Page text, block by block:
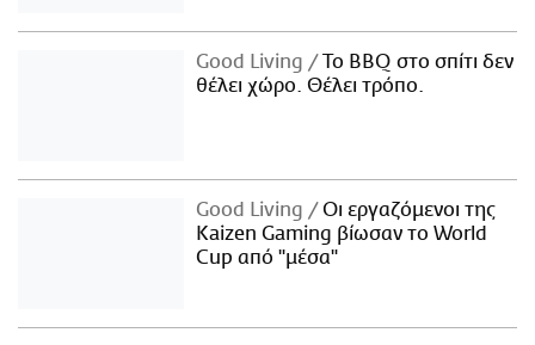
Good Living
Το BBQ στο σπίτι δεν
θέλει χώρο. Θέλει τρόπο.
Good Living
Οι εργαζόμενοι της
Kaizen Gaming βίωσαν το World
Cup από "μέσα"